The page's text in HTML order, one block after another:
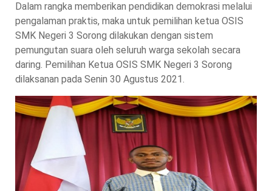
Dalam rangka memberikan pendidikan demokrasi melalui
pengalaman praktis, maka untuk pemilihan ketua OSIS
SMK Negeri 3 Sorong dilakukan dengan sistem
pemungutan suara oleh seluruh warga sekolah secara
daring. Pemilihan Ketua OSIS SMK Negeri 3 Sorong
dilaksanan pada Senin 30 Agustus 2021.